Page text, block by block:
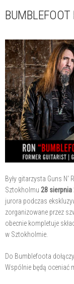
Były gitarzysta Guns N'
Sztokholmu 28 sierpnia
jurora podczas
zorganizowane przez
obecnie kompletuje
w Sztokholmie.
Do Bumblefoota
Wspólnie będą oceniać